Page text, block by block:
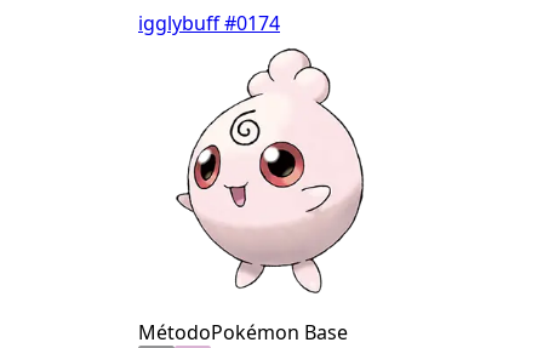
igglybuff#0174
MétodoPokémon Base